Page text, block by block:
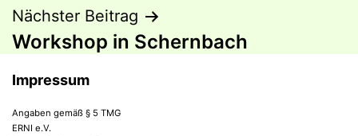
Nächster Beitrag
Workshop in Schernbach
Impressum
Angaben gemäß § 5 TMG
ERNI e.V.